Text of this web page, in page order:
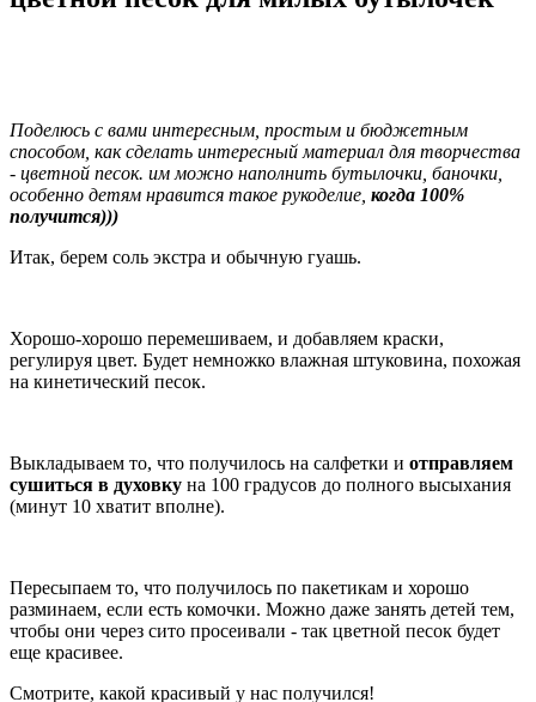
Поделюсь с вами интересным, простым и бюджетным
способом, как сделать интересный материал для творчества
- цветной песок. им можно наполнить бутылочки, баночки,
особенно детям нравится такое рукоделие, когда 100%
получится)))
Итак, берем соль экстра и обычную гуашь.
Хорошо-хорошо перемешиваем, и добавляем краски,
регулируя цвет. Будет немножко влажная штуковина, похожая
на кинетический песок.
Выкладываем то, что получилось на салфетки и отправляем
сушиться в духовку на 100 градусов до полного высыхания
(минут 10 хватит вполне).
Пересыпаем то, что получилось по пакетикам и хорошо
разминаем, если есть комочки. Можно даже занять детей тем,
чтобы они через сито просеивали - так цветной песок будет
еще красивее.
Смотрите, какой красивый у нас получился!